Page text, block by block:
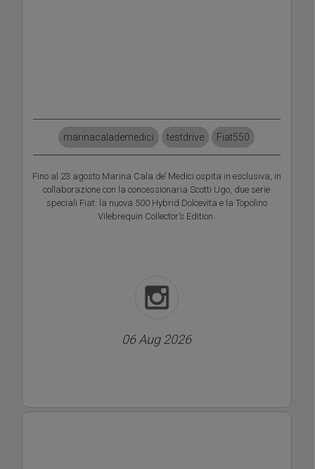
marinacalademedici testdrive Fiat550
Fino al 23 agosto Marina Cala de’ Medici ospita in esclusiva, in
collaborazione con la concessionaria Scotti Ugo, due serie
speciali Fiat: la nuova 500 Hybrid Dolcevita e la Topolino
Vilebrequin Collector’s Edition.
06 Aug 2026